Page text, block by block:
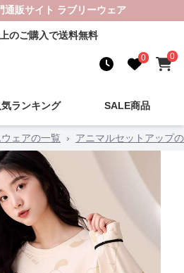
通販サイト ラブリーウェア
のご購入で送料無料
0 0
気ランキング SALE商品
ェアの一覧 › アニマルセットアップ